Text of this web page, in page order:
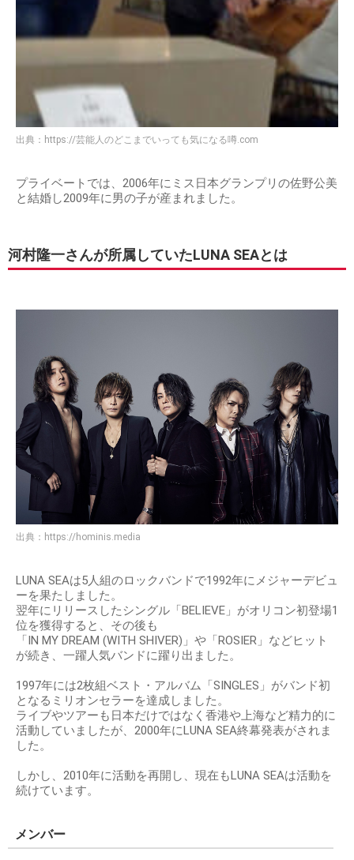
出典： https://芸能人のどこまでいっても気になる噂.com
プライベートでは、2006年にミス日本グランプリの佐野公美
と結婚し2009年に男の子が産まれました。
河村隆一さんが所属していたLUNA SEAとは
出典： https://hominis.media
LUNA SEAは5人組のロックバンドで1992年にメジャーデビュ
ーを果たしました。
翌年にリリースしたシングル「BELIEVE」がオリコン初登場1
位を獲得すると、その後も
「IN MY DREAM (WITH SHIVER)」や「ROSIER」などヒット
が続き、一躍人気バンドに躍り出ました。
1997年には2枚組ベスト・アルバム「SINGLES」がバンド初
となるミリオンセラーを達成しました。
ライブやツアーも日本だけではなく香港や上海など精力的に
活動していましたが、2000年にLUNA SEA終幕発表がされま
した。
しかし、2010年に活動を再開し、現在もLUNA SEAは活動を
続けています。
メンバー